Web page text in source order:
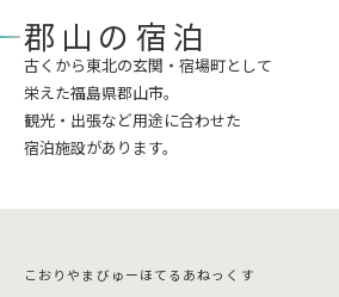
郡山の宿泊
古くから東北の玄関・宿場町として
栄えた福島県郡山市。
観光・出張など用途に合わせた
宿泊施設があります。